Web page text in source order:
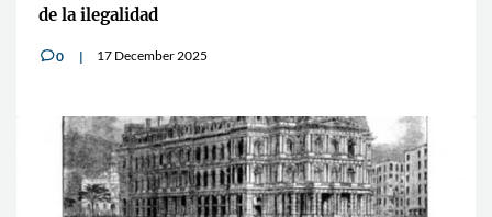
de la ilegalidad
v0 17 December 2025